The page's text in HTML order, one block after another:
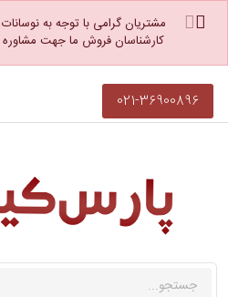
مشتریان گرامی با توجه به
کارشناسان فروش ما جهت
021-36900896